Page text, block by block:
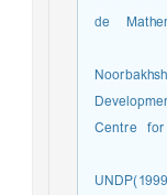
de
-
Centre
-